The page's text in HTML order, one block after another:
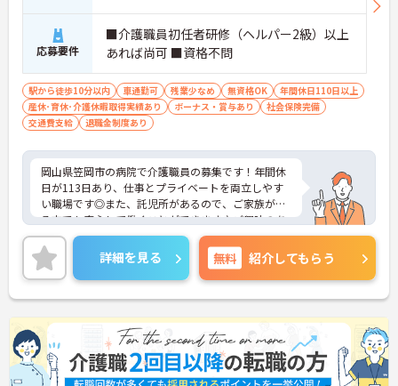
応募要件
■介護職員初任者研修（ヘルパー2級）以上
あれば尚可 ■資格不問
駅から徒歩10分以内 車通勤可 残業少なめ 無資格OK
年間休日110日以上
産休･育休･介護休暇取得実績あり
ボーナス・賞与あり
社会保険完備
交通費支給
退職金制度あり
岡山県笠岡市の病院で介護職員の募集です！年間休
日が113日あり、仕事とプライベートを両立しやす
い職場です◎また、託児所があるので、ご家族がい
る方でも安心して働くことができます♪ご興味のあ
る方は面接ポイントをお伝えしますので、お気軽に
ご連絡ください！詳細を見る 無料 紹介してもらう